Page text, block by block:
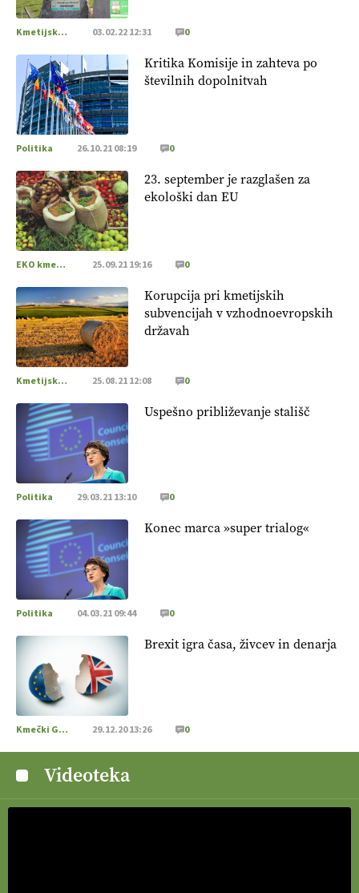
Kmetijska zemljišča 03.02.22 12:31 0
Kritika Komisije in zahteva po
številnih dopolnitvah
Politika 26.10.21 08:19 0
23. september je razglašen za
ekološki dan EU
EKO kmetijstvo 25.09.21 19:16 0
Korupcija pri kmetijskih
subvencijah v vzhodnoevropskih
državah
Kmetijska zemljišča 25.08.21 12:08 0
Uspešno približevanje stališč
Politika 29.03.21 13:10 0
Konec marca »super trialog«
Politika 04.03.21 09:44 0
Brexit igra časa, živcev in denarja
Kmečki Glas 29.12.20 13:26 0
Videoteka